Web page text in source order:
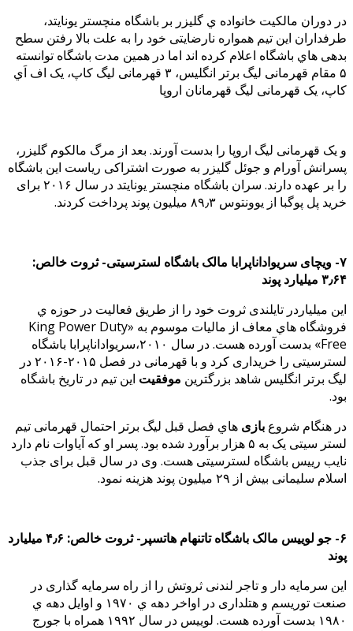
در دوران مالکیت خانواده ي گلیزر بر باشگاه منچستر یونایتد،
طرفداران این تیم همواره نارضایتی خود را به علت بالا رفتن سطح
بدهی هاي باشگاه اعلام کرده اند اما در همین مدت باشگاه توانسته
۵ مقام قهرمانی لیگ برتر انگلیس، ۳ قهرمانی لیگ کاپ، یک اف اَي
کاپ، یک قهرمانی لیگ قهرمانان اروپا
و یک قهرمانی لیگ اروپا را بدست آورند. بعد از مرگ مالکوم گلیزر،
پسرانش آورام و جوئل گلیزر به صورت اشتراکی ریاست این باشگاه
را بر عهده دارند. سران باشگاه منچستر یونایتد در سال ۲۰۱۶ برای
خرید پل پوگبا از یوونتوس ۸۹٫۳ میلیون پوند پرداخت کردند.
۷- ویچای سریواداناپرابا مالک باشگاه لسترسیتی- ثروت خالص:
۳٫۶۴ میلیارد پوند
این میلیاردر تایلندی ثروت خود را از طریق فعالیت در حوزه ي
فروشگاه هاي معاف از مالیات موسوم به «King Power Duty
Free» بدست آورده هست. در سال ۲۰۱۰،سریواداناپرابا باشگاه
لسترسیتی را خریداری کرد و با قهرمانی در فصل ۲۰۱۵-۲۰۱۶ در
لیگ برتر انگلیس شاهد بزرگترین موفقیت این تیم در تاریخ باشگاه
بود.
در هنگام شروع بازی هاي فصل قبل لیگ برتر احتمال قهرمانی تیم
لستر سیتی یک به ۵ هزار برآورد شده بود. پسر او که آیاوات نام دارد
نایب رییس باشگاه لسترسیتی هست. وی در سال قبل برای جذب
اسلام سلیمانی بیش از ۲۹ میلیون پوند هزینه نمود.
۶- جو لوییس مالک باشگاه تاتنهام هاتسپر- ثروت خالص: ۴٫۶ میلیارد
پوند
این سرمایه دار و تاجر لندنی ثروتش را از راه سرمایه گذاری در
صنعت توریسم و هتلداری در اواخر دهه ي ۱۹۷۰ و اوایل دهه ي
۱۹۸۰ بدست آورده هست. لوییس در سال ۱۹۹۲ همراه با جورج